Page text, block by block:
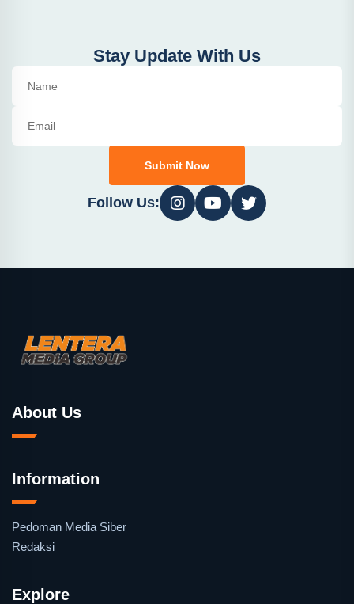
Stay Update With Us
Submit Now
Follow Us:
About Us
Information
Pedoman Media Siber
Redaksi
Explore